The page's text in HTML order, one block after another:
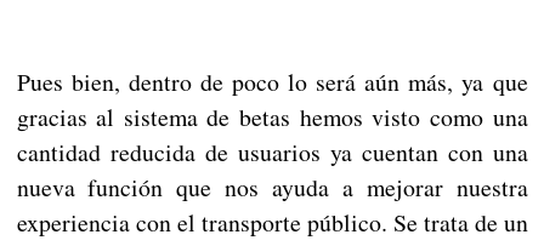
Pues bien, dentro de poco lo será aún más, ya que
gracias al sistema de betas hemos visto como una
cantidad reducida de usuarios ya cuentan con una
nueva función que nos ayuda a mejorar nuestra
experiencia con el transporte público. Se trata de un